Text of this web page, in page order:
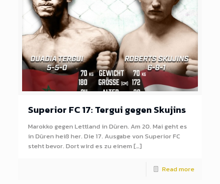
Superior FC 17: Tergui gegen Skujins
Marokko gegen Lettland in Düren. Am 20. Mai geht es
in Düren heiß her. Die 17. Ausgabe von Superior FC
steht bevor. Dort wird es zu einem […]
Read more